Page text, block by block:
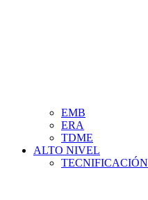
EMB
ERA
TDME
ALTO NIVEL
TECNIFICACIÓN